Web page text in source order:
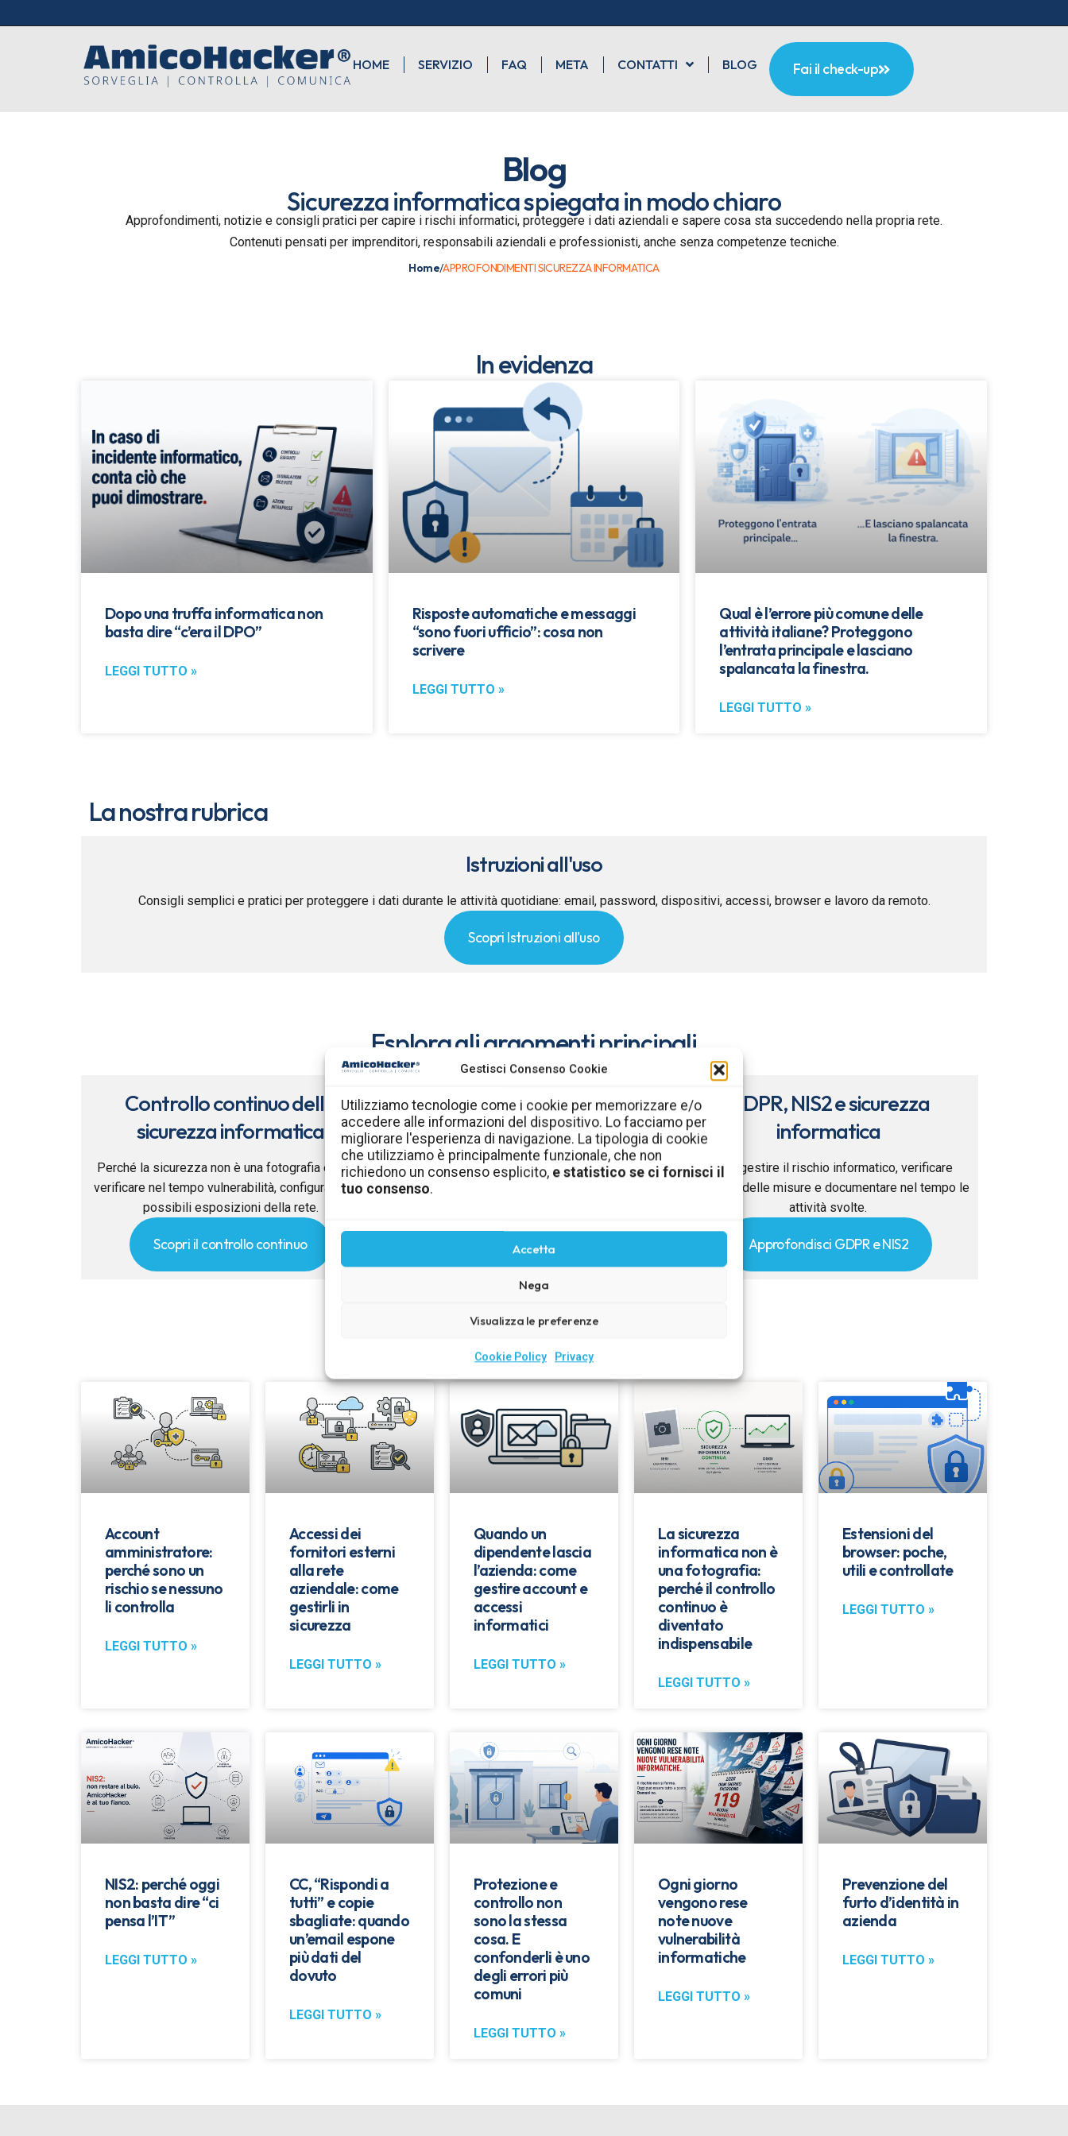
Gestisci Consenso Cookie
Utilizziamo tecnologie come i cookie per memorizzare e/o
accedere alle informazioni del dispositivo. Lo facciamo per
migliorare l'esperienza di navigazione. La tipologia di cookie
che utilizziamo è principalmente funzionale, che non
richiedono un consenso esplicito, e statistico se ci fornisci il
tuo consenso.
Accetta
Nega
Visualizza le preferenze
Cookie Policy Privacy
HOME SERVIZIO FAQ META CONTATTI BLOG Fai il check-up
Blog
Sicurezza informatica spiegata in modo chiaro
Approfondimenti, notizie e consigli pratici per capire i rischi informatici, proteggere i dati aziendali e sapere cosa sta succedendo nella propria rete.
Contenuti pensati per imprenditori, responsabili aziendali e professionisti, anche senza competenze tecniche.
Home/APPROFONDIMENTI SICUREZZA INFORMATICA
In evidenza
Dopo una truffa informatica non
basta dire “c’era il DPO”
LEGGI TUTTO »
Risposte automatiche e messaggi
“sono fuori ufficio”: cosa non
scrivere
LEGGI TUTTO »
Qual è l’errore più comune delle
attività italiane? Proteggono
l’entrata principale e lasciano
spalancata la finestra.
LEGGI TUTTO »
La nostra rubrica
Istruzioni all'uso
Consigli semplici e pratici per proteggere i dati durante le attività quotidiane: email, password, dispositivi, accessi, browser e lavoro da remoto.
Scopri Istruzioni all'uso
Esplora gli argomenti principali
Controllo continuo della
sicurezza informatica
Perché la sicurezza non è una fotografia e come
verificare nel tempo vulnerabilità, configurazioni e
possibili esposizioni della rete.
Scopri il controllo continuo
Cultura della sicurezza
informatica in azienda
Comportamenti, regole e consigli pratici per aiutare
dipendenti, collaboratori e imprenditori a ridurre i
Scopri la cultura della sicurezza
GDPR, NIS2 e sicurezza
informatica
Come gestire il rischio informatico, verificare
l’efficacia delle misure e documentare nel tempo le
attività svolte.
Approfondisci GDPR e NIS2
Ultimi articoli
Account
amministratore:
perché sono un
rischio se nessuno
li controlla
LEGGI TUTTO »
Accessi dei
fornitori esterni
alla rete
aziendale: come
gestirli in
sicurezza
LEGGI TUTTO »
Quando un
dipendente lascia
l’azienda: come
gestire account e
accessi
informatici
LEGGI TUTTO »
La sicurezza
informatica non è
una fotografia:
perché il controllo
continuo è
diventato
indispensabile
LEGGI TUTTO »
Estensioni del
browser: poche,
utili e controllate
LEGGI TUTTO »
NIS2: perché oggi
non basta dire “ci
pensa l’IT”
LEGGI TUTTO »
CC, “Rispondi a
tutti” e copie
sbagliate: quando
un’email espone
più dati del
dovuto
LEGGI TUTTO »
Protezione e
controllo non
sono la stessa
cosa. E
confonderli è uno
degli errori più
comuni
LEGGI TUTTO »
Ogni giorno
vengono rese
note nuove
vulnerabilità
informatiche
LEGGI TUTTO »
Prevenzione del
furto d’identità in
azienda
LEGGI TUTTO »